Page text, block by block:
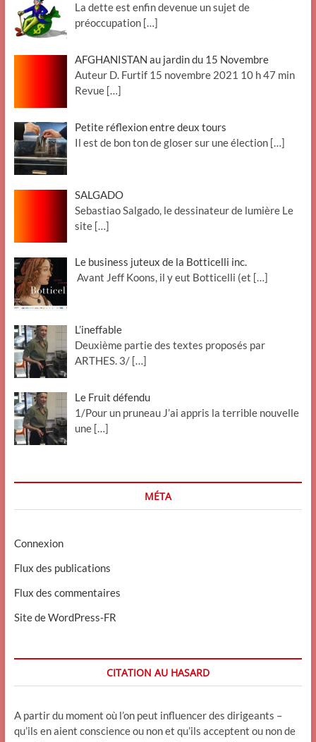
La dette est enfin devenue un sujet de
préoccupation […]
AFGHANISTAN au jardin du 15 Novembre
Auteur D. Furtif 15 novembre 2021 10 h 47 min
Revue […]
Petite réflexion entre deux tours
Il est de bon ton de gloser sur une élection […]
SALGADO
Sebastiao Salgado, le dessinateur de lumière Le
site […]
Le business juteux de la Botticelli inc.
Avant Jeff Koons, il y eut Botticelli (et […]
L’ineffable
Deuxième partie des textes proposés par
ARTHES. 3/ […]
Le Fruit défendu
1/Pour un pruneau J’ai appris la terrible nouvelle
une […]
MÉTA
Connexion
Flux des publications
Flux des commentaires
Site de WordPress-FR
CITATION AU HASARD
A partir du moment où l’on peut influencer des dirigeants –
qu’ils en aient conscience ou non et qu’ils acceptent ou non de